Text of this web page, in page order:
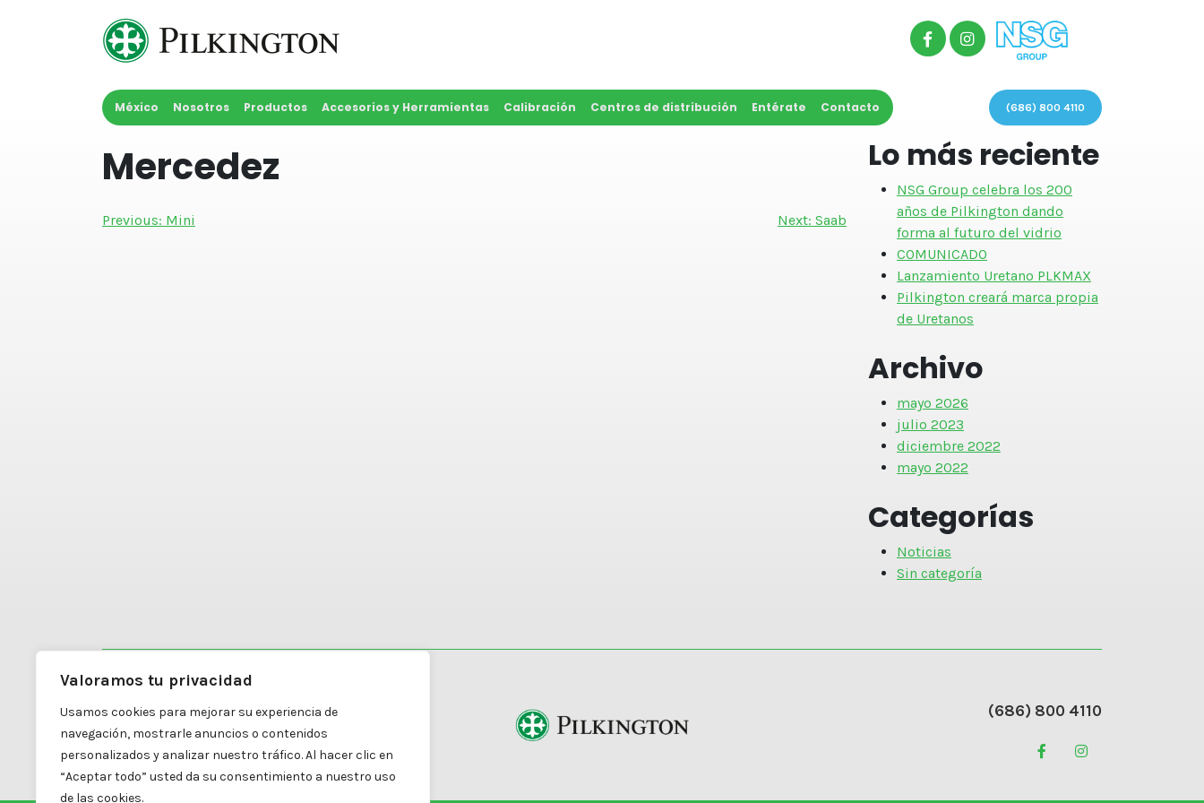
Valoramos tu privacidad
Usamos cookies para mejorar su experiencia de
navegación, mostrarle anuncios o contenidos
personalizados y analizar nuestro tráfico. Al hacer clic en
“Aceptar todo” usted da su consentimiento a nuestro uso
de las cookies.
México Nosotros Productos Accesorios y Herramientas Calibración Centros de distribución Entérate Contacto (686) 800 4110
Mercedez
Navegación
Previous: Mini Next: Saab
Lo más reciente
NSG Group celebra los 200
años de Pilkington dando
forma al futuro del vidrio
COMUNICADO
Lanzamiento Uretano PLKMAX
Pilkington creará marca propia
de Uretanos
Archivo
mayo 2026
julio 2023
diciembre 2022
mayo 2022
Categorías
Noticias
Sin categoría
Colonia Diez División Dos
Mexicali, B.C. | C.P. 21395
(686) 800 4110